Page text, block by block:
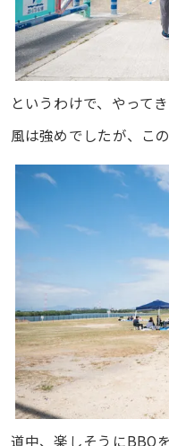
というわけで、やって
風は強めでしたが、こ
道中、楽しそうにBBQ